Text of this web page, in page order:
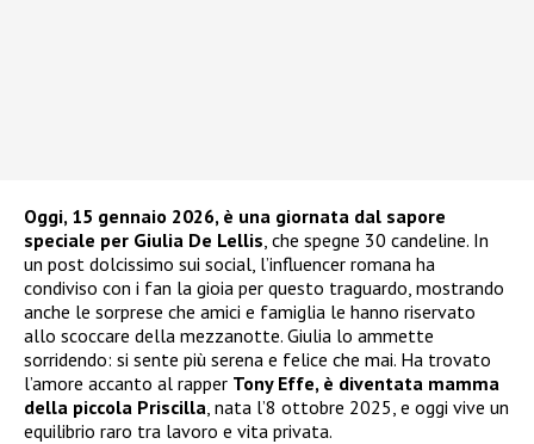
Oggi, 15 gennaio 2026, è una giornata dal sapore
speciale per Giulia De Lellis , che spegne 30 candeline. In
un post dolcissimo sui social, l’influencer romana ha
condiviso con i fan la gioia per questo traguardo, mostrando
anche le sorprese che amici e famiglia le hanno riservato
allo scoccare della mezzanotte. Giulia lo ammette
sorridendo: si sente più serena e felice che mai. Ha trovato
l’amore accanto al rapper Tony Effe, è diventata mamma
della piccola Priscilla , nata l’8 ottobre 2025, e oggi vive un
equilibrio raro tra lavoro e vita privata.